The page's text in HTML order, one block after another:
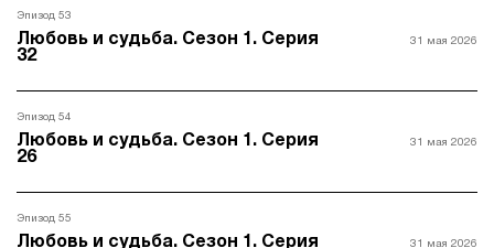
Эпизод 53
Любовь и судьба. Сезон 1. Серия
32
31 мая 2026
Эпизод 54
Любовь и судьба. Сезон 1. Серия
26
31 мая 2026
Эпизод 55
Любовь и судьба. Сезон 1. Серия
31 мая 2026